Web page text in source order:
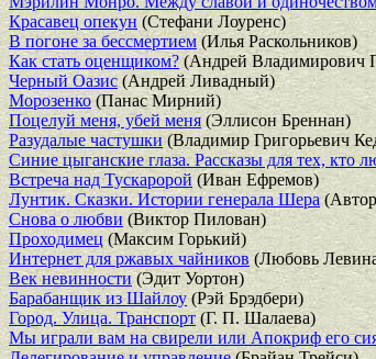
Красавец опекун(Стефани Лоуренс)
В погоне за бессмертием(Илья Раскольников)
Как стать оценщиком? (Андрей Владимирович
Черный Оазис (Андрей Ливадный)
Морозенко(Панас Мирний)
Поцелуй меня, убей меня (Эллисон Бреннан)
Разудалые частушки(Владимир Григорьевич
Синие цыганские глаза. Рассказы для тех, кто
Встреча над Тускаророй (Иван Ефремов)
Лунтик. Сказки. Истории генерала Шера
Снова о любви (Виктор Пилован)
Проходимец (Максим Горький)
Интернет для ржавых чайников (Любовь
Век невинности(Эдит Уортон)
Барабанщик из Шайлоу (Рэй Брэдбери)
Город. Улица. Транспорт(Г. П. Шалаева)
Мы играли вам на свирели или Апокриф его